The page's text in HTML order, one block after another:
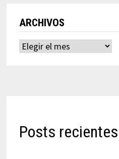
ARCHIVOS
Archivos
Posts recientes